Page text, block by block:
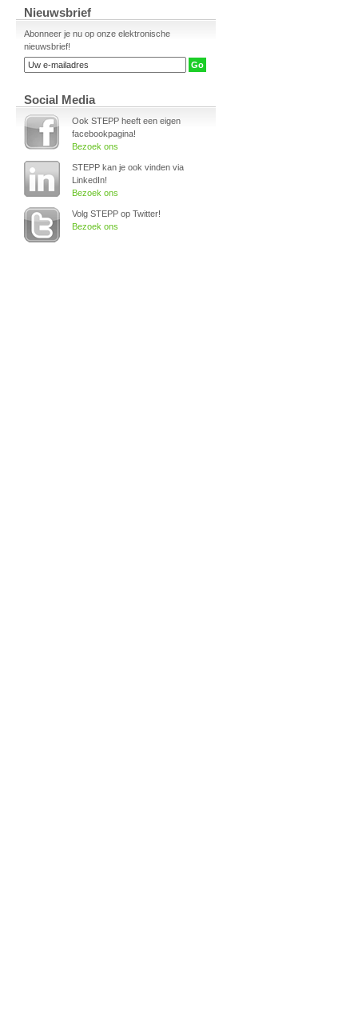
Nieuwsbrief
Abonneer je nu op onze elektronische
nieuwsbrief!
Social Media
Ook STEPP heeft een eigen
facebookpagina!
Bezoek ons
STEPP kan je ook vinden via
LinkedIn!
Bezoek ons
Volg STEPP op Twitter!
Bezoek ons